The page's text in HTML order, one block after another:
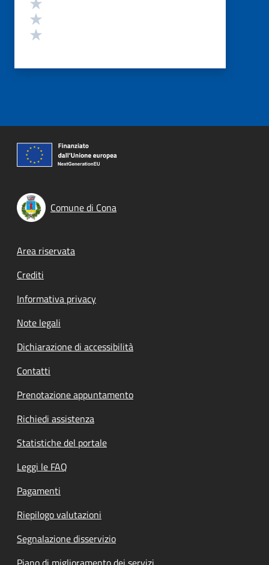
Comune di Cona
Footer menu
Area riservata
Crediti
Informativa privacy
Note legali
Dichiarazione di accessibilità
Contatti
Prenotazione appuntamento
Richiedi assistenza
Statistiche del portale
Leggi le FAQ
Pagamenti
Riepilogo valutazioni
Segnalazione disservizio